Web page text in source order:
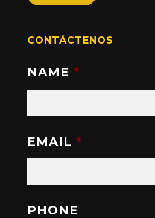
CONTÁCTENOS
NAME *
EMAIL *
PHONE